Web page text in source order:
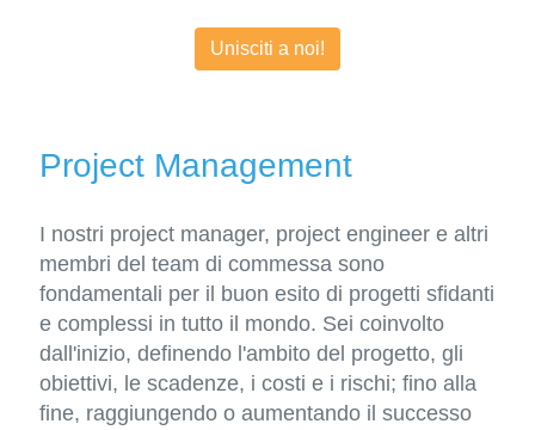
Unisciti a noi!
Project Management
I nostri project manager, project engineer e altri
membri del team di commessa sono
fondamentali per il buon esito di progetti sfidanti
e complessi in tutto il mondo. Sei coinvolto
dall'inizio, definendo l'ambito del progetto, gli
obiettivi, le scadenze, i costi e i rischi; fino alla
fine, raggiungendo o aumentando il successo